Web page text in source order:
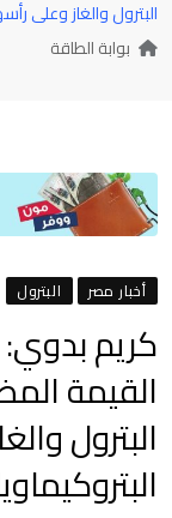
البترول والغاز وعلى
بوابة الطاقة
أخبار مصر البترول
كريم
القيمة
البترول